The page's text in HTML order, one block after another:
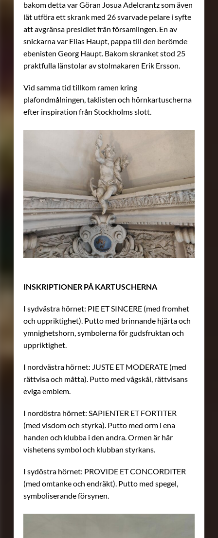
bakom detta var Göran Josua Adelcrantz som även
lät utföra ett skrank med 26 svarvade pelare i syfte
att avgränsa presidiet från församlingen. En av
snickarna var Elias Haupt, pappa till den berömde
ebenisten Georg Haupt. Bakom skranket stod 25
praktfulla länstolar av stolmakaren Erik Ersson.
Vid samma tid tillkom ramen kring
plafondmålningen, taklisten och hörnkartuscherna
efter inspiration från Stockholms slott.
INSKRIPTIONER PÅ KARTUSCHERNA
I sydvästra hörnet: PIE ET SINCERE (med fromhet
och uppriktighet). Putto med brinnande hjärta och
ymnighetshorn, symbolerna för gudsfruktan och
uppriktighet.
I nordvästra hörnet: JUSTE ET MODERATE (med
rättvisa och måtta). Putto med vågskål, rättvisans
eviga emblem.
I nordöstra hörnet: SAPIENTER ET FORTITER
(med visdom och styrka). Putto med orm i ena
handen och klubba i den andra. Ormen är här
vishetens symbol och klubban styrkans.
I sydöstra hörnet: PROVIDE ET CONCORDITER
(med omtanke och endräkt). Putto med spegel,
symboliserande försynen.